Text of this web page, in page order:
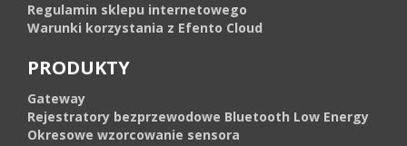
Regulamin sklepu internetowego
Warunki korzystania z Efento Cloud
PRODUKTY
Gateway
Rejestratory bezprzewodowe Bluetooth Low Energy
Okresowe wzorcowanie sensora